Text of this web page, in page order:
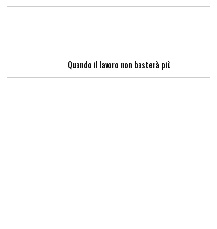
Quando il lavoro non basterà più